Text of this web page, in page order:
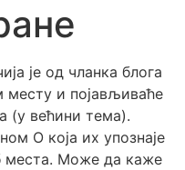
је од чланка блога
месту и појављиваће
(у већини тема).
О која их упознаје
места. Може да каже